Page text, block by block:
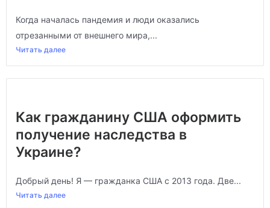
Когда началась пандемия и люди оказались
отрезанными от внешнего мира,...
Читать далее
Как гражданину США оформить
получение наследства в
Украине?
Добрый день! Я — гражданка США с 2013 года. Две...
Читать далее